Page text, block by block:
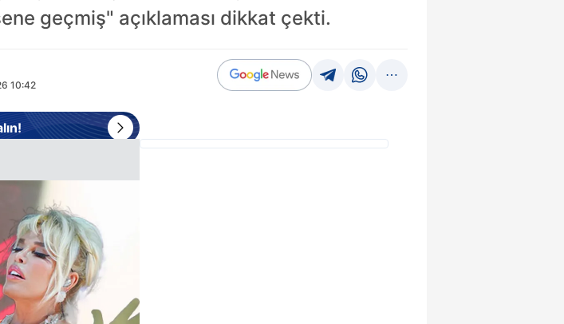
geçmiş" açıklaması dikkat çekti.
10:42